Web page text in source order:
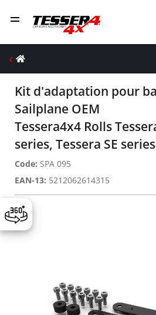
Kit d'adaptation pour
Sailplane OEM
Tessera4x4 Rolls
series, Tessera SE series
Code: SPA 095
EAN-13: 5212062614315